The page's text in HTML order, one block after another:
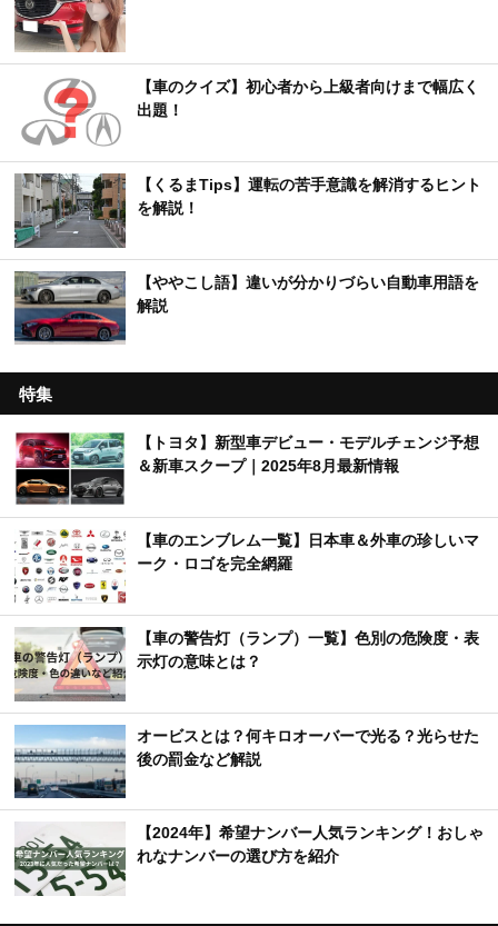
【車のクイズ】初心者から上級者向けまで幅広く
出題！
【くるまTips】運転の苦手意識を解消するヒント
を解説！
【ややこし語】違いが分かりづらい自動車用語を
解説
特集
【トヨタ】新型車デビュー・モデルチェンジ予想
＆新車スクープ｜2025年8月最新情報
【車のエンブレム一覧】日本車＆外車の珍しいマ
ーク・ロゴを完全網羅
【車の警告灯（ランプ）一覧】色別の危険度・表
示灯の意味とは？
オービスとは？何キロオーバーで光る？光らせた
後の罰金など解説
【2024年】希望ナンバー人気ランキング！おしゃ
れなナンバーの選び方を紹介